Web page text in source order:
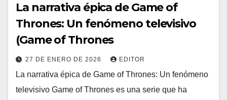
La narrativa épica de Game of
Thrones: Un fenómeno televisivo
(Game of Thrones
27 DE ENERO DE 2026 EDITOR
La narrativa épica de Game of Thrones: Un fenómeno
televisivo Game of Thrones es una serie que ha